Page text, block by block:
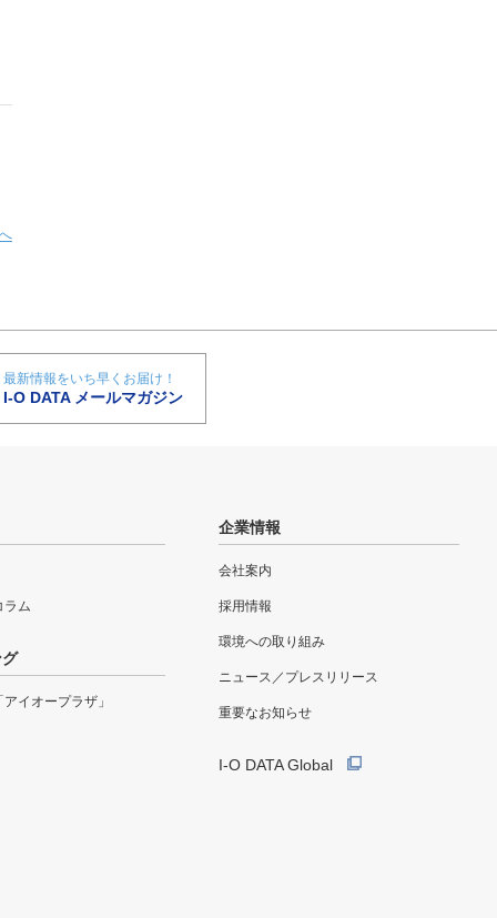
最新情報をいち早くお届け！
I-O DATA メールマガジン
ラム
イオープラザ」
企業情報
会社案内
採用情報
環境への取り組み
ニュース／プレスリリース
重要なお知らせ
I-O DATA Global